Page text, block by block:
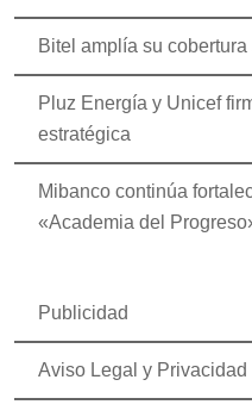
Bitel amplía su cobertura
Pluz Energía y Unicef
estratégica
Mibanco continúa
«Academia del
Publicidad
Aviso Legal y Privacidad